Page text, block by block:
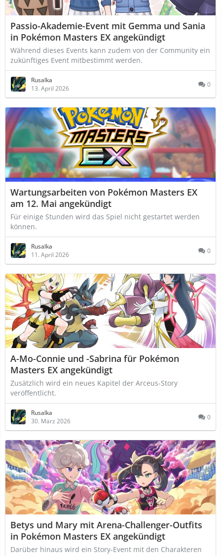
Passio-Akademie-Event mit Gemma und Sania
in Pokémon Masters EX angekündigt
Während dieses Events kann zudem von der Community ein
zukünftiges Event mitbestimmt werden.
Rusalka
13. April 2026
0
Wartungsarbeiten von Pokémon Masters EX
am 12. Mai angekündigt
Für einige Stunden wird das Spiel nicht gestartet werden
können.
Rusalka
11. April 2026
0
A-Mo-Connie und -Sabrina für Pokémon
Masters EX angekündigt
Zusätzlich wird ein neues Kapitel der Arceus-Story
veröffentlicht.
Rusalka
30. März 2026
0
Betys und Mary mit Arena-Challenger-Outfits
in Pokémon Masters EX angekündigt
Darüber hinaus wird ein Story-Event mit den Charakteren